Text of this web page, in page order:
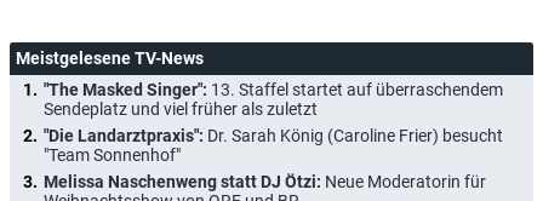
Meistgelesene TV-News
"The Masked Singer": 13. Staffel startet auf überraschendem
Sendeplatz und viel früher als zuletzt
"Die Landarztpraxis": Dr. Sarah König (Caroline Frier) besucht
"Team Sonnenhof"
Melissa Naschenweng statt DJ Ötzi: Neue Moderatorin für